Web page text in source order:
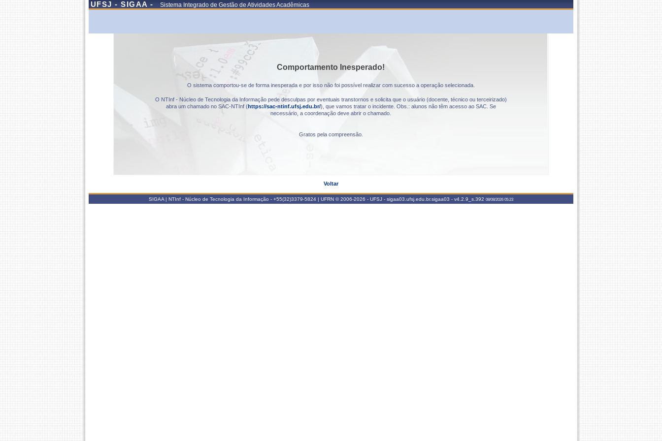
UFSJ - SIGAA - Sistema Integrado de Gestão de Atividades Acadêmicas
Comportamento Inesperado!
O sistema comportou-se de forma inesperada e por isso não foi possível realizar com sucesso a operação selecionada.
O NTInf - Núcleo de Tecnologia da Informação pede desculpas por eventuais transtornos e solicita que o usuário (docente, técnico ou terceirizado)
abra um chamado no SAC-NTInf (https://sac-ntinf.ufsj.edu.br/), que vamos tratar o incidente. Obs.: alunos não têm acesso ao SAC. Se
necessário, a coordenação deve abrir o chamado.
Gratos pela compreensão.
Voltar
SIGAA | NTInf - Núcleo de Tecnologia da Informação - +55(32)3379-5824 | UFRN © 2006-2026 - UFSJ - sigaa03.ufsj.edu.br.sigaa03 - v4.2.9_s.392 08/08/2026 05:23